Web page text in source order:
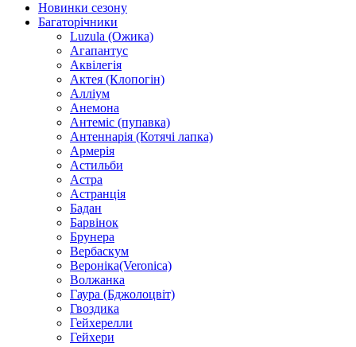
Новинки сезону
Багаторічники
Luzula (Ожика)
Агапантус
Аквілегія
Актея (Клопогін)
Алліум
Анемона
Антеміс (пупавка)
Антеннарія (Котячі лапка)
Армерія
Астильби
Астра
Астранція
Бадан
Барвінок
Брунера
Вербаскум
Вероніка(Veronica)
Волжанка
Гаура (Бджолоцвіт)
Гвоздика
Гейхерелли
Гейхери